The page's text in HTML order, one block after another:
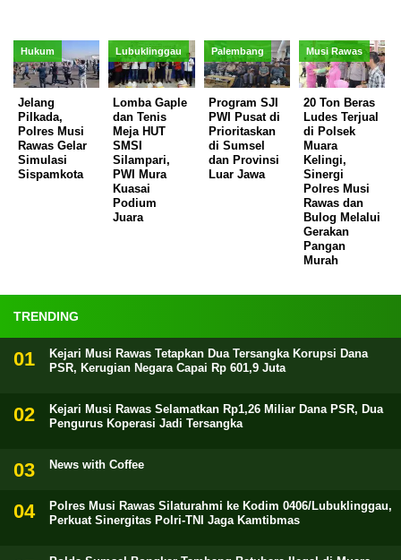
Hukum
Jelang
Pilkada,
Polres Musi
Rawas Gelar
Simulasi
Sispamkota
Lubuklinggau
Lomba Gaple
dan Tenis
Meja HUT
SMSI
Silampari,
PWI Mura
Kuasai
Podium
Juara
Palembang
Program SJI
PWI Pusat di
Prioritaskan
di Sumsel
dan Provinsi
Luar Jawa
Musi Rawas
20 Ton Beras
Ludes Terjual
di Polsek
Muara
Kelingi,
Sinergi
Polres Musi
Rawas dan
Bulog Melalui
Gerakan
Pangan
Murah
TRENDING
Kejari Musi Rawas Tetapkan Dua Tersangka Korupsi Dana
PSR, Kerugian Negara Capai Rp 601,9 Juta
Kejari Musi Rawas Selamatkan Rp1,26 Miliar Dana PSR, Dua
Pengurus Koperasi Jadi Tersangka
News with Coffee
Polres Musi Rawas Silaturahmi ke Kodim 0406/Lubuklinggau,
Perkuat Sinergitas Polri-TNI Jaga Kamtibmas